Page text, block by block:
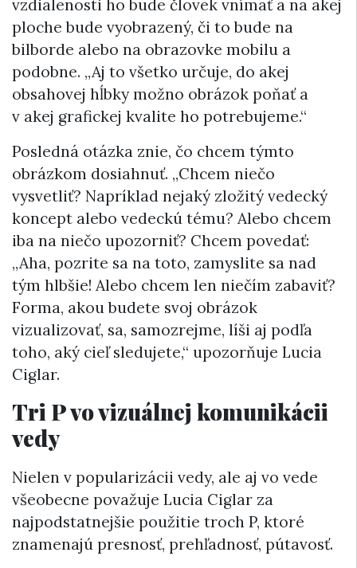
vzdialenosti ho bude človek vnímať a na akej
ploche bude vyobrazený, či to bude na
bilborde alebo na obrazovke mobilu a
podobne. „Aj to všetko určuje, do akej
obsahovej hĺbky možno obrázok poňať a
v akej grafickej kvalite ho potrebujeme.“
Posledná otázka znie, čo chcem týmto
obrázkom dosiahnuť. „Chcem niečo
vysvetliť? Napríklad nejaký zložitý vedecký
koncept alebo vedeckú tému? Alebo chcem
iba na niečo upozorniť? Chcem povedať:
„Aha, pozrite sa na toto, zamyslite sa nad
tým hlbšie! Alebo chcem len niečím zabaviť?
Forma, akou budete svoj obrázok
vizualizovať, sa, samozrejme, líši aj podľa
toho, aký cieľ sledujete,“ upozorňuje Lucia
Ciglar.
Tri P vo vizuálnej komunikácii
vedy
Nielen v popularizácii vedy, ale aj vo vede
všeobecne považuje Lucia Ciglar za
najpodstatnejšie použitie troch P, ktoré
znamenajú presnosť, prehľadnosť, pútavosť.